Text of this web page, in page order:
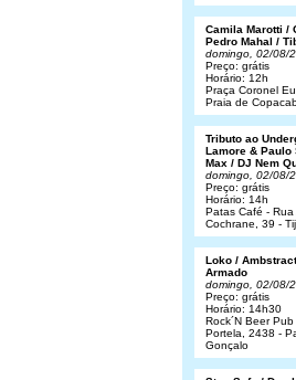
Camila Marotti /
Pedro Mahal /
domingo, 02/08/
Preço: grátis
Horário: 12h
Praça Coronel
Praia de
Tributo ao
Lamore & Paulo
Max / DJ Nem
domingo, 02/08/
Preço: grátis
Horário: 14h
Patas Café - Rua
Cochrane, 39 -
Loko /
Armado
domingo, 02/08/
Preço: grátis
Horário: 14h30
Rock´N Beer
Portela, 2438 -
Gonçalo